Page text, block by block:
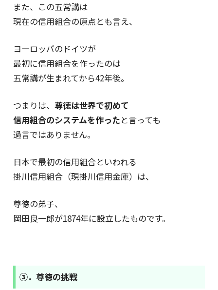
また、この五常講は
現在の信用組合の原点とも言え、
ヨーロッパのドイツが
最初に信用組合を作ったのは
五常講が生まれてから42年後。
つまりは、 尊徳は世界で初めて
信用組合のシステムを作ったと言っても
過言ではありません。
日本で最初の信用組合といわれる
掛川信用組合（現掛川信用金庫）は、
尊徳の弟子、
岡田良一郎が1874年に設立したものです。
③．尊徳の挑戦